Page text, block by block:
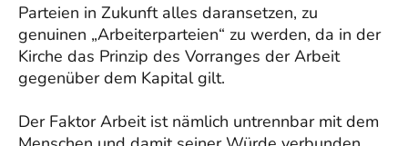
Parteien in Zukunft alles daransetzen, zu
genuinen „Arbeiterparteien“ zu werden, da in der
Kirche das Prinzip des Vorranges der Arbeit
gegenüber dem Kapital gilt.
Der Faktor Arbeit ist nämlich untrennbar mit dem